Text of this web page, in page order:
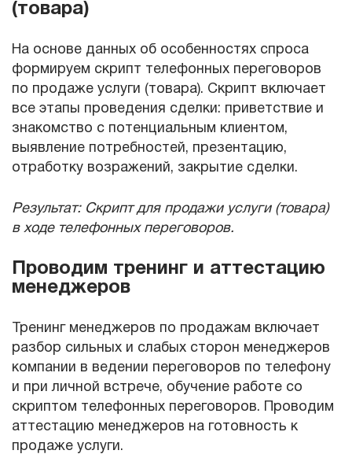
(товара)
На основе данных об особенностях спроса
формируем скрипт телефонных переговоров
по продаже услуги (товара). Скрипт включает
все этапы проведения сделки: приветствие и
знакомство с потенциальным клиентом,
выявление потребностей, презентацию,
отработку возражений, закрытие сделки.
Результат: Скрипт для продажи услуги (товара)
в ходе телефонных переговоров.
Проводим тренинг и аттестацию
менеджеров
Тренинг менеджеров по продажам включает
разбор сильных и слабых сторон менеджеров
компании в ведении переговоров по телефону
и при личной встрече, обучение работе со
скриптом телефонных переговоров. Проводим
аттестацию менеджеров на готовность к
продаже услуги.